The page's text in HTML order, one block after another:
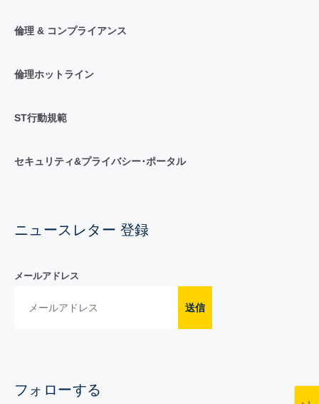
倫理 & コンプライアンス
倫理ホットライン
ST行動規範
セキュリティ&プライバシー･ポータル
ニュースレター 登録
メールアドレス
送信
フォローする